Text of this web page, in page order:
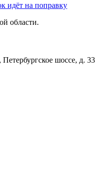
идёт на поправку
области.
Петербургское шоссе, д. 33